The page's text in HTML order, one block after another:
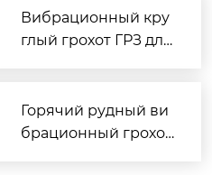
Вибрационный кру
глый грохот ГРЗ для
Горячий рудный ви
брационный грохот